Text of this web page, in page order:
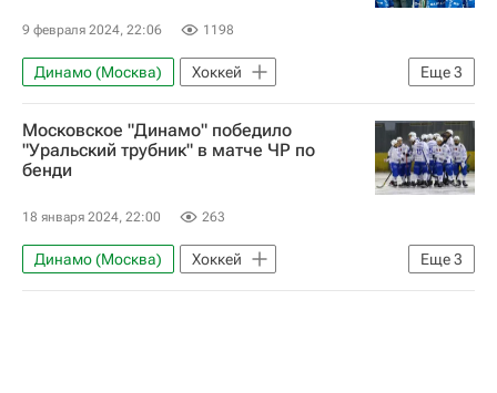
9 февраля 2024, 22:06 1198
Еще3
Динамо (Москва)
Хоккей
Хоккей с мячом
Водник
Чемпионат России по хоккею с мячом
Московское "Динамо" победило
"Уральский трубник" в матче ЧР по
бенди
18 января 2024, 22:00 263
Еще3
Динамо (Москва)
Хоккей
Хоккей с мячом
Водник